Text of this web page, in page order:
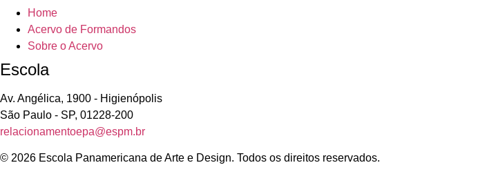
Home
Acervo de Formandos
Sobre o Acervo
Escola
Av. Angélica, 1900 - Higienópolis
São Paulo - SP, 01228-200
relacionamentoepa@espm.br
© 2026 Escola Panamericana de Arte e Design. Todos os direitos reservados.